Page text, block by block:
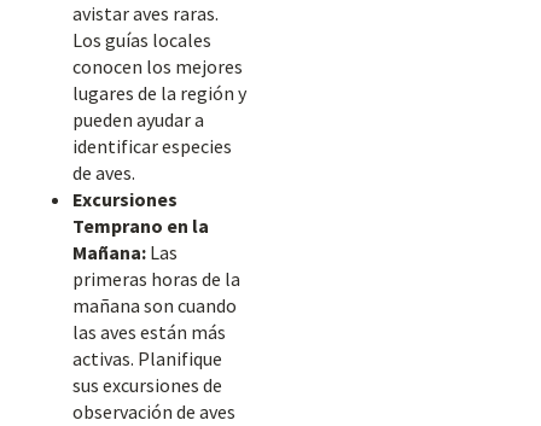
avistar aves raras.
Los guías locales
conocen los mejores
lugares de la región y
pueden ayudar a
identificar especies
de aves.
Excursiones
Temprano en la
Mañana: Las
primeras horas de la
mañana son cuando
las aves están más
activas. Planifique
sus excursiones de
observación de aves